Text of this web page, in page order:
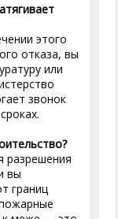
этого
отказа, вы
или
звонок
разрешения
вы
границ